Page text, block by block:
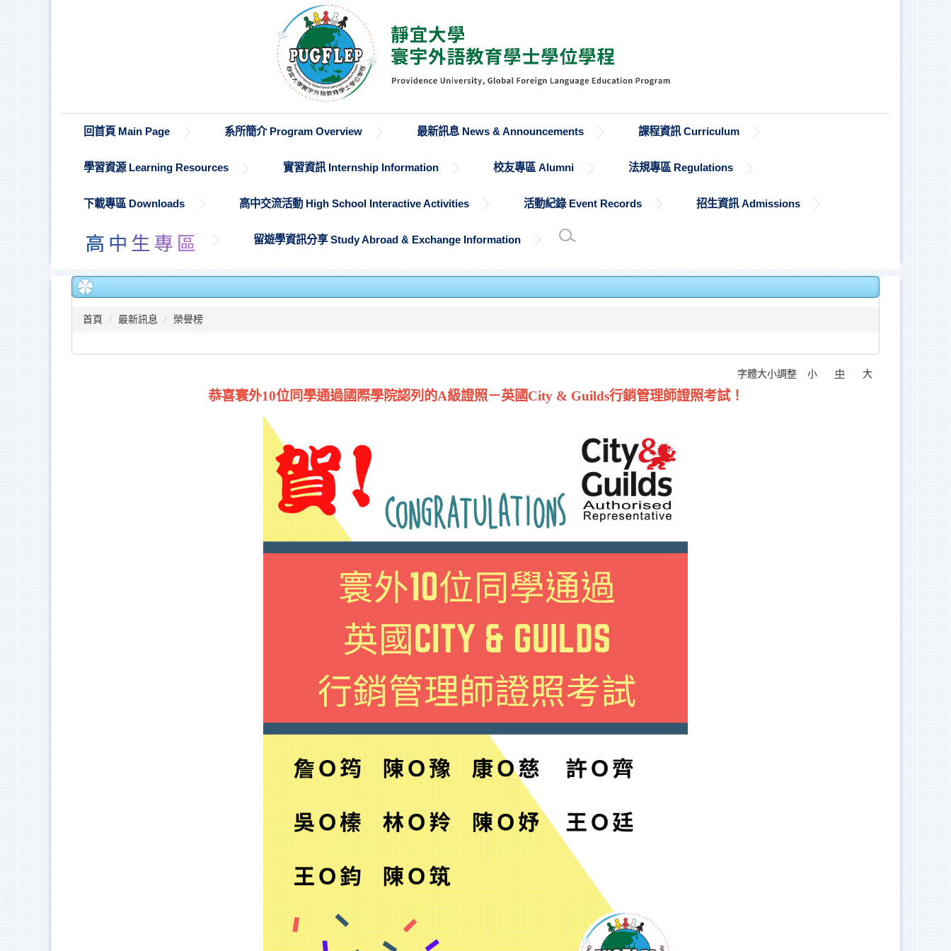
回首頁 Main Page 系所簡介 Program Overview 最新訊息 News & Announcements 課程資訊 Curriculum
學習資源 Learning Resources 實習資訊 Internship Information 校友專區 Alumni 法規專區 Regulations
下載專區 Downloads 高中交流活動 High School Interactive Activities 活動紀錄 Event Records 招生資訊 Admissions
留遊學資訊分享 Study Abroad & Exchange Information
首頁 最新訊息 榮譽榜
字體大小調整 小 中 大
恭喜寰外10位同學通過國際學院認列的A級證照－英國City & Guilds行銷管理師證照考試！